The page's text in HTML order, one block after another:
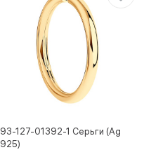
93-127-01392-1 Серьги (Ag
925)